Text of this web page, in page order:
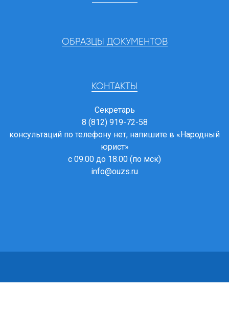
ОБРАЗЦЫ ДОКУМЕНТОВ
КОНТАКТЫ
Секретарь
8 (812) 919-72-58
консультаций по телефону нет, напишите в «Народный
юрист»
с 09.00 до 18.00 (по мск)
info@ouzs.ru